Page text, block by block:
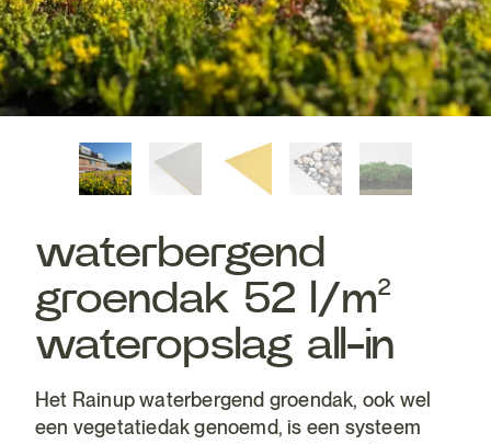
waterbergend
groendak 52 l/m²
wateropslag all-in
Het Rainup waterbergend groendak, ook wel
een vegetatiedak genoemd, is een systeem